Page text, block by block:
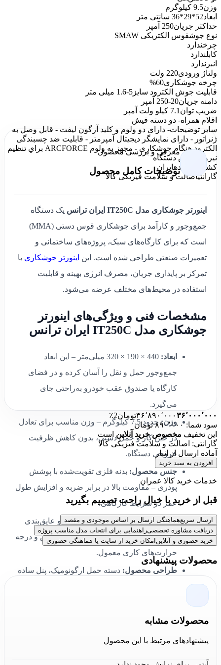
وزن9.5 کیلوگرم
ابعاد52*29*36 سانتی متر
حداکثر جریان250 آمپر
نوع جوشقوس الکتریکی SMAW
چرخندارد
کابلندارد
انبر ندارد
ولتاژ ورودی220 ولت
چرخه جوشکاری60%
قابلیت جوش الکترود سایز 5-1.6 میلی متر
دامنه‌ جریان20-250 آمپر
ضریب توان 7.1 کیلو ولت آمپر
اقلام همراه- دو دسته فیش
سایر توضیحات- دارای دو ولوم و کلید آرگون لیفت - قابل وصل به
ژنراتور - دارای نمایشگر دیجیتال آمپرمتر - قابلیت ضد چسبندگی
الکترود هنگام جوشکاری - مجهز به ولوم ARCFORCE براي تنظيم
نيروی قوس دستگاه
کشور سازندهایران
گارانتیاصالت و سلامت فیزیکی کالا
معرفی و بررسی محصول
توضیحات کامل محصول
اینورتر جوشکاری مدل IT250C ایران ترانس
یک دستگاه
جمع‌وجور و کارآمد برای جوشکاری قوس دستی (MMA)
است که برای کارگاه‌های سبک، پروژه‌های ساختمانی و
تعمیرات صنعتی طراحی شده است. این اینورتر جوشکاری با
تمرکز بر پایداری جریان، مصرف انرژی بهینه و قابلیت
استفاده در محیط‌های مختلف عرضه می‌شود.
مشخصات فنی و ویژگی‌های اینورتر
جوشکاری مدل IT250C ایران ترانس
ابعاد:
440 × 190 × 320 میلی‌متر – این ابعاد
جمع‌وجور حمل و نقل را آسان کرده و در فضای
کارگاه یا صندوق عقب خودرو به‌راحتی جای
می‌گیرد.
وزن:
حدود 7.5 کیلوگرم – وزن مناسب برای تعادل
در حین کار و حمل دستی، بدون کاهش ظرفیت
خروجی دستگاه.
جنس محصول: بدنه فلزی تقویت‌شده با پوشش
پودری – مقاومت بالا در برابر ضربه و افزایش طول
عمر در شرایط کارگاهی.
پوشش‌ها:رنگ پودری الکترواستاتیک و عایق‌بندی
داخلی – محافظت در برابر خوردگی، سایش و درجه
حرارت‌های کاری معمول.
طراحی محصول: دسته حمل ارگونومیک، پنل ساده
فناوری ساخت:
ثابت – افزایش بهره‌وری، کاهش وزن و راندمان
۳۶٬۸۹۰٬۰۰۰۳۶٬۰۰۰٬۰۰۰ تومان2٪
سود شما: ۸۹۰٬۰۰۰ تومان
این تخفیف مخصوص خرید آنلاین است
گارانتی: اصالت و سلامت فیزیکی کالا
آماده ارسال از انبار
افزودن به سبد خرید
خدمات خرید کالا عمران
قبل از خرید با خیال راحت تصمیم بگیرید
ارسال سریعهماهنگی ارسال بر اساس موجودی و مقصد
دریافت مشاوره تخصصیراهنمایی برای انتخاب مدل مناسب پروژه
خرید حضوری و آنلاین امکان خرید از سایت یا هماهنگی حضوری
محصولات پیشنهادی
محصولات مشابه
پیشنهادهای مرتبط با این محصول